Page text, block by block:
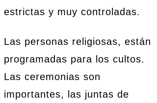
estrictas y muy controladas.
Las personas religiosas, están
programadas para los cultos.
Las ceremonias son
importantes, las juntas de